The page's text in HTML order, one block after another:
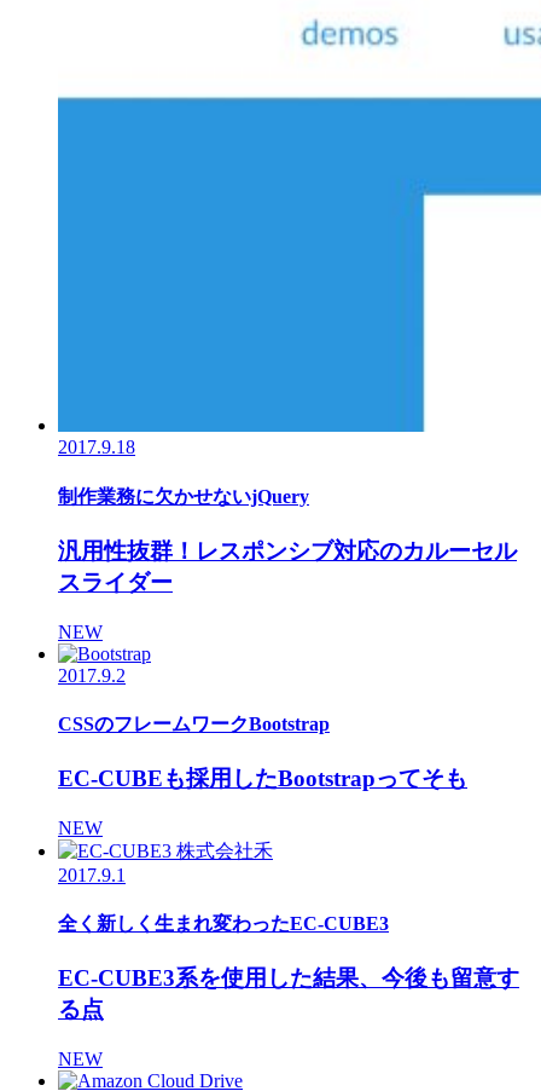
2017.9.18
制作業務に欠かせないjQuery
汎用性抜群！レスポンシブ対応のカルーセル
スライダー
NEW
2017.9.2
CSSのフレームワークBootstrap
EC-CUBEも採用したBootstrapってそも
NEW
2017.9.1
全く新しく生まれ変わったEC-CUBE3
EC-CUBE3系を使用した結果、今後も留意す
る点
NEW